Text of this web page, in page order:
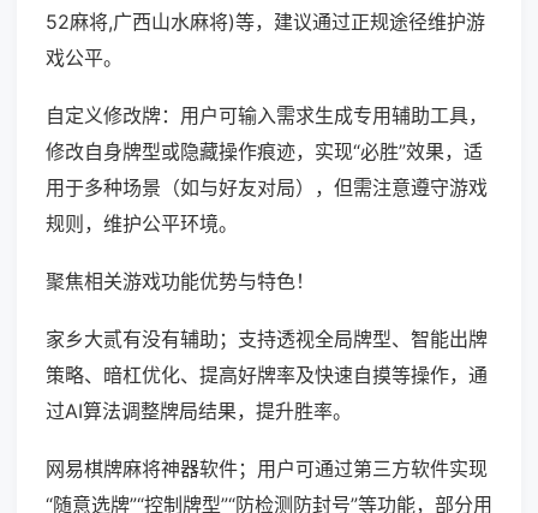
52麻将,广西山水麻将)等，建议通过正规途径维护游
戏公平。
自定义修改牌：用户可输入需求生成专用辅助工具，
修改自身牌型或隐藏操作痕迹，实现“必胜”效果，适
用于多种场景（如与好友对局），但需注意遵守游戏
规则，维护公平环境。
聚焦相关游戏功能优势与特色！
家乡大贰有没有辅助；支持透视全局牌型、智能出牌
策略、暗杠优化、提高好牌率及快速自摸等操作，通
过AI算法调整牌局结果，提升胜率。
网易棋牌麻将神器软件；用户可通过第三方软件实现
“随意选牌”“控制牌型”“防检测防封号”等功能，部分用